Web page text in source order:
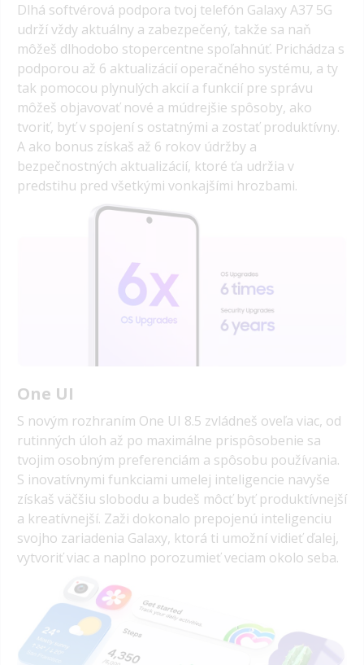
Dlhá softvérová podpora tvoj telefón Galaxy A37 5G
udrží vždy aktuálny a zabezpečený, takže sa naň
môžeš dlhodobo stopercentne spoľahnúť. Prichádza s
podporou až 6 aktualizácií operačného systému, a ty
tak pomocou plynulých akcií a funkcií pre správu
môžeš objavovať nové a múdrejšie spôsoby, ako
tvoriť, byť v spojení s ostatnými a zostať produktívny.
A ako bonus získaš až 6 rokov údržby a
bezpečnostných aktualizácií, ktoré ťa udržia v
predstihu pred všetkými vonkajšími hrozbami.
One UI
S novým rozhraním One UI 8.5 zvládneš oveľa viac, od
rutinných úloh až po maximálne prispôsobenie sa
tvojim osobným preferenciám a spôsobu používania.
S inovatívnymi funkciami umelej inteligencie navyše
získaš väčšiu slobodu a budeš môcť byť produktívnejší
a kreatívnejší. Zaži dokonalo prepojenú inteligenciu
svojho zariadenia Galaxy, ktorá ti umožní vidieť ďalej,
vytvoriť viac a naplno porozumieť veciam okolo seba.